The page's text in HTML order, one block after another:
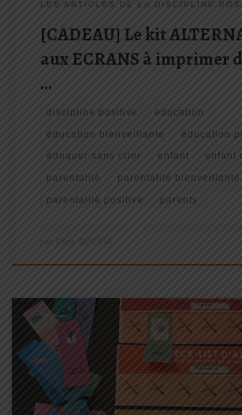
LES ARTICLES DE LA DISCIPLINE
[CADEAU] Le kit
aux ECRANS à imprimer
…
discipline positive education
éducation bienveillante éducation
éduquer sans crier enfant enfant
parentalité parentalité bienveillante
parentalité positive parents
Edna GUCCIA
Le petit décodeur illustré de l’enfant en crise est
ouvrage d’une collection que Lynda Corazza et
Kleindienst ont co-écrit. Il est le fruit d’une